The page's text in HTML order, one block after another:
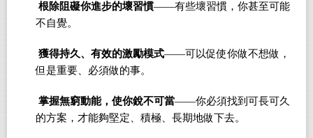
根除阻礙你進步的壞習慣――有些壞習慣，你甚至可能
不自覺。
獲得持久、有效的激勵模式――可以促使你做不想做，
但是重要、必須做的事。
掌握無窮動能，使你銳不可當――你必須找到可長可久
的方案，才能夠堅定、積極、長期地做下去。